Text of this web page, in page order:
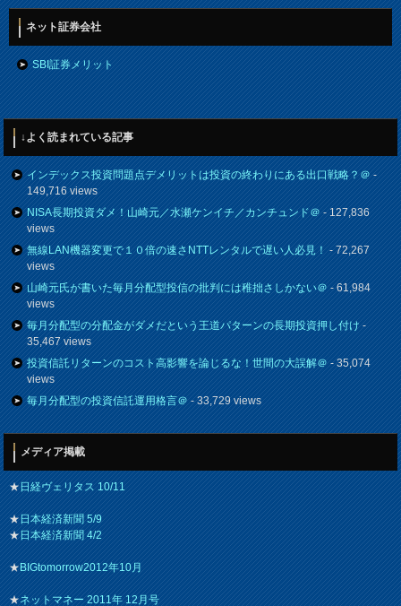
ネット証券会社
SBI証券メリット
↓よく読まれている記事
インデックス投資問題点デメリットは投資の終わりにある出口戦略？＠-
149,716 views
NISA長期投資ダメ！山崎元／水瀬ケンイチ／カンチュンド＠- 127,836
views
無線LAN機器変更で１０倍の速さNTTレンタルで遅い人必見！- 72,267
views
山崎元氏が書いた毎月分配型投信の批判には稚拙さしかない＠- 61,984
views
毎月分配型の分配金がダメだという王道パターンの長期投資押し付け-
35,467 views
投資信託リターンのコスト高影響を論じるな！世間の大誤解＠- 35,074
views
毎月分配型の投資信託運用格言＠- 33,729 views
メディア掲載
★日経ヴェリタス 10/11
★日本経済新聞 5/9
★日本経済新聞 4/2
★BIGtomorrow2012年10月
★ネットマネー 2011年 12月号